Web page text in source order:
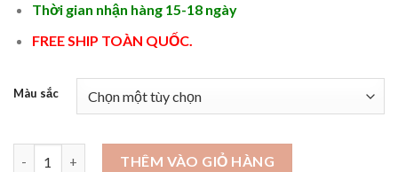
Thời gian nhận hàng 15-18 ngày
FREE SHIP TOÀN QUỐC.
Màu sắc
Túi xách công sở nữ hàng hiệu - TX627 số lượng
THÊM VÀO GIỎ HÀNG